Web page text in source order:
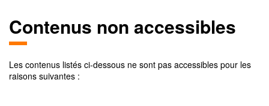
Contenus non accessibles
Les contenus listés ci-dessous ne sont pas accessibles pour les
raisons suivantes :